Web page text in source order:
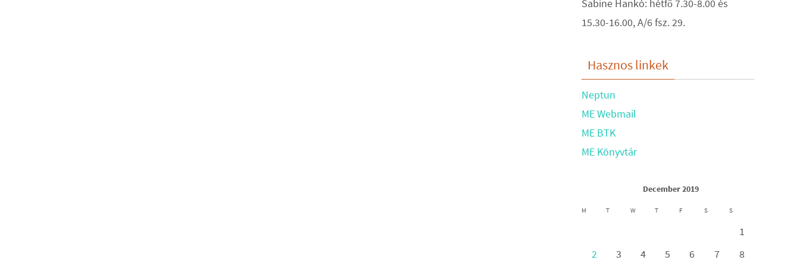
Sabine Hankó: hétfő 7.30-8.00 és
15.30-16.00, A/6 fsz. 29.
Hasznos linkek
Neptun
ME Webmail
ME BTK
ME Könyvtár
December 2019
M T W T F S S
1
2
3 4 5 6 7
8